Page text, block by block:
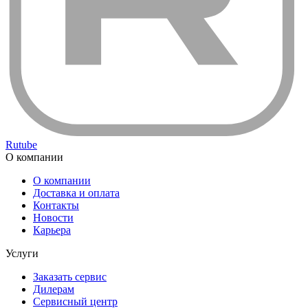
Rutube
О компании
О компании
Доставка и оплата
Контакты
Новости
Карьера
Услуги
Заказать сервис
Дилерам
Сервисный центр